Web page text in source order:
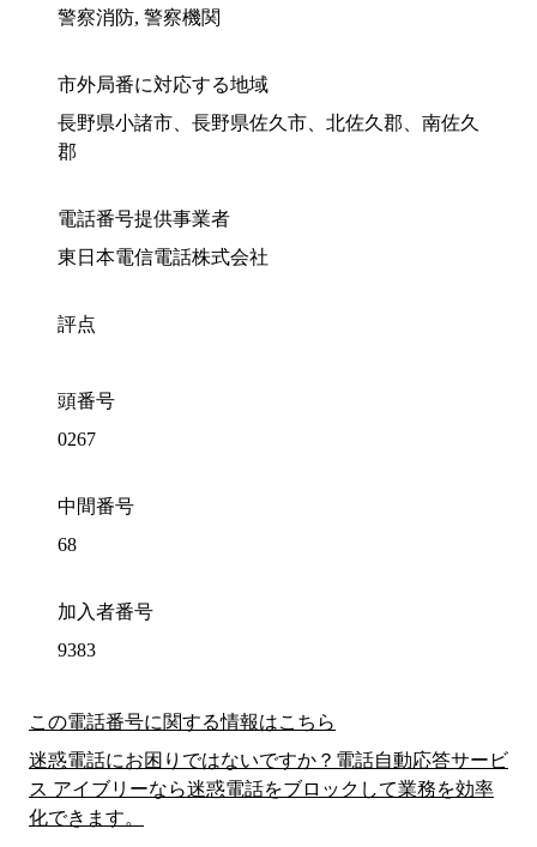
警察消防, 警察機関
市外局番に対応する地域
長野県小諸市、長野県佐久市、北佐久郡、南佐久
郡
電話番号提供事業者
東日本電信電話株式会社
評点
頭番号
0267
中間番号
68
加入者番号
9383
この電話番号に関する情報はこちら
迷惑電話にお困りではないですか？電話自動応答サービ
ス アイブリーなら迷惑電話をブロックして業務を効率
化できます。